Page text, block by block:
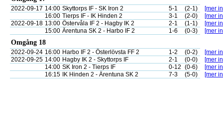
2022-09-17 14:00 Skyttorps IF - SK Iron 2 5-1 (2-1)
[mer
16:00 Tierps IF - IK Hinden 2 3-1 (2-0)
[mer
2022-09-18 13:00 Östervåla IF 2 - Hagby IK 2 2-1 (1-1)
[mer
15:00 Ärentuna SK 2 - Harbo IF 2 1-6 (0-3) [mer
Omgång 18
2022-09-24 16:00 Harbo IF 2 - Österlövsta FF 2 1-2 (0-2)
[mer
2022-09-25 14:00 Hagby IK 2 - Skyttorps IF 2-1 (0-0)
[mer
14:00 SK Iron 2 - Tierps IF 0-12 (0-6)
[mer
16:15
IK Hinden 2 - Ärentuna SK 2 7-3 (5-0) [mer